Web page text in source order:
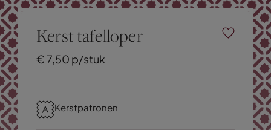
Kerst tafelloper
€ 7,50 p/stuk
Kerstpatronen